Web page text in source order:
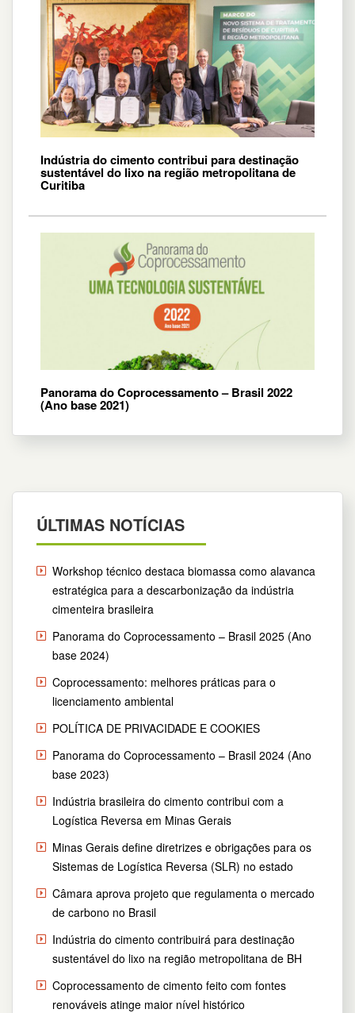
Indústria do cimento contribui para destinação
sustentável do lixo na região metropolitana de
Curitiba
Panorama do Coprocessamento – Brasil 2022
(Ano base 2021)
ÚLTIMAS NOTÍCIAS
Workshop técnico destaca biomassa como alavanca
estratégica para a descarbonização da indústria
cimenteira brasileira
Panorama do Coprocessamento – Brasil 2025 (Ano
base 2024)
Coprocessamento: melhores práticas para o
licenciamento ambiental
POLÍTICA DE PRIVACIDADE E COOKIES
Panorama do Coprocessamento – Brasil 2024 (Ano
base 2023)
Indústria brasileira do cimento contribui com a
Logística Reversa em Minas Gerais
Minas Gerais define diretrizes e obrigações para os
Sistemas de Logística Reversa (SLR) no estado
Câmara aprova projeto que regulamenta o mercado
de carbono no Brasil
Indústria do cimento contribuirá para destinação
sustentável do lixo na região metropolitana de BH
Coprocessamento de cimento feito com fontes
renováveis atinge maior nível histórico